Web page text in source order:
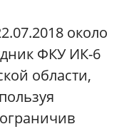
около
ФКУ ИК-6
области,